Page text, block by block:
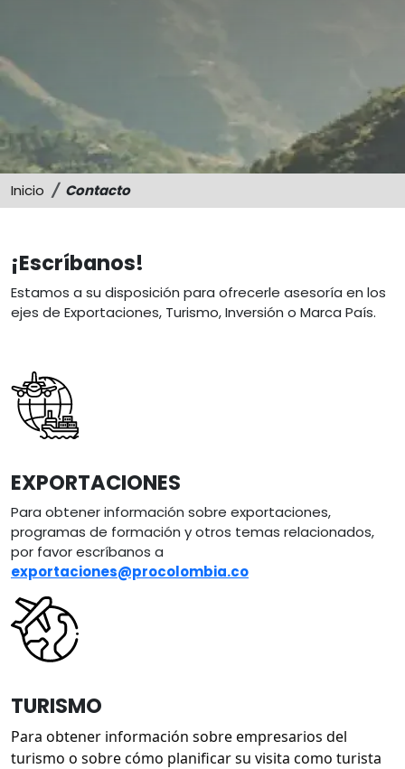
Inicio Contacto
¡Escríbanos!
Estamos a su disposición para ofrecerle asesoría en los
ejes de Exportaciones, Turismo, Inversión o Marca País.
Image
EXPORTACIONES
Para obtener información sobre exportaciones,
programas de formación y otros temas relacionados,
por favor escríbanos a
exportaciones@procolombia.co
Image
TURISMO
Para obtener información sobre empresarios del
turismo o sobre cómo planificar su visita como turista